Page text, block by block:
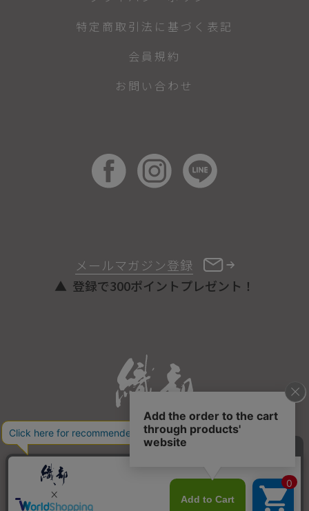
ONLINE STORE
メールマガジン登録
登録で300ポイントプレゼント！
特定商取引法に基づく表記
会員規約
お問い合わせ
COPYRIGHT © ORIBE ALL RIGHTS RESERVED.